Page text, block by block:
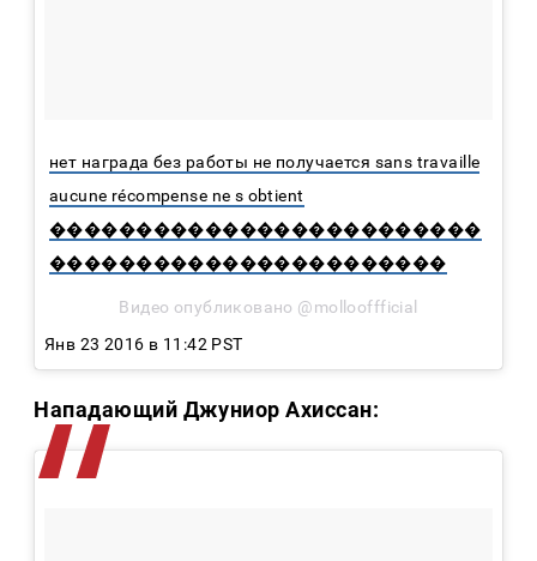
нет награда без работы не получается sans travaille
aucune récompense ne s obtient
�������������������������
�����������������������
Видео опубликовано @mollooffficial
Янв 23 2016 в 11:42 PST
Нападающий Джуниор Ахиссан: